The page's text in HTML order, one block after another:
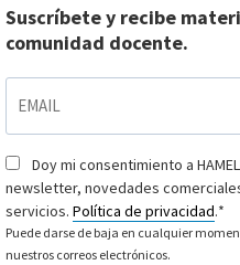
Suscríbete y recibe
comunidad docente.
Consentimiento*
Doy mi consentimiento a
newsletter, novedades
servicios. Política de privacidad.*
Puede darse de baja en cualquier
nuestros correos electrónicos.